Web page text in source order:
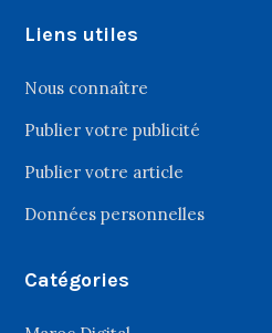
Liens utiles
Nous connaître
Publier votre publicité
Publier votre article
Données personnelles
Catégories